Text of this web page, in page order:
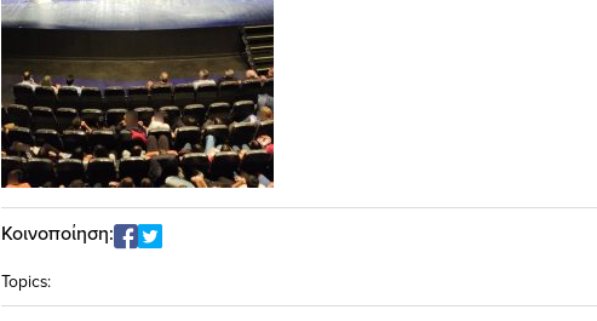
Κοινοποίηση:
Topics: